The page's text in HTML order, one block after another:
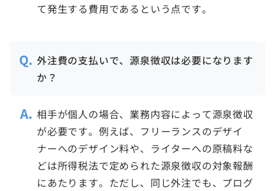
て発生する費用であるという点です。
外注費の支払いで、源泉徴収は必要になります
か？
相手が個人の場合、業務内容によって源泉徴収
が必要です。例えば、フリーランスのデザイ
ナーへのデザイン料や、ライターへの原稿料な
どは所得税法で定められた源泉徴収の対象報酬
にあたります。ただし、同じ外注でも、プログ